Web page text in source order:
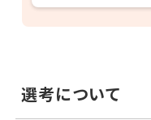
選考について